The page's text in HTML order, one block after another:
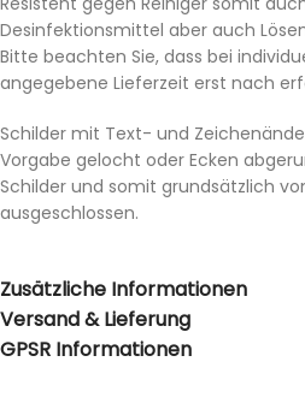
Desinfektionsmittel aber auch
Bitte beachten Sie, dass bei
angegebene Lieferzeit erst nach
Schilder mit Text- und
Vorgabe gelocht oder Ecken
Schilder und somit grundsätzlich
ausgeschlossen.
Zusätzliche Informationen
Versand & Lieferung
GPSR Informationen